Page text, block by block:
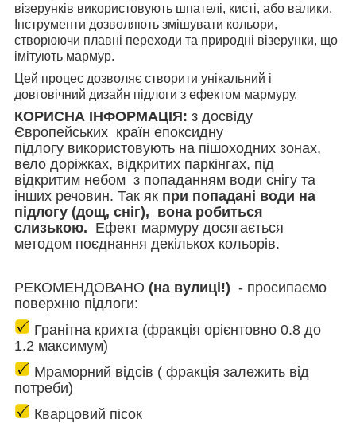
візерунків використовують шпателі, кисті, або валики.
Інструменти дозволяють змішувати кольори,
створюючи плавні переходи та природні візерунки, що
імітують мармур.
Цей процес дозволяє створити унікальний і
довговічний дизайн підлоги з ефектом мармуру.
КОРИСНА ІНФОРМАЦІЯ: з досвіду
Європейських країн епоксидну
підлогу використовують на пішоходних зонах,
вело доріжках, відкритих паркінгах, під
відкритим небом з попаданням води снігу та
інших речовин. Так як при попадані води на
підлогу (дощ, сніг), вона робиться
слизькою. Ефект мармуру досягається
методом поєднання декількох кольорів.
РЕКОМЕНДОВАНО (на вулиці!) - просипаємо
поверхню підлоги:
Гранітна крихта (фракція орієнтовно 0.8 до
1.2 максимум)
Мраморний відсів ( фракція залежить від
потреби)
Кварцовий пісок